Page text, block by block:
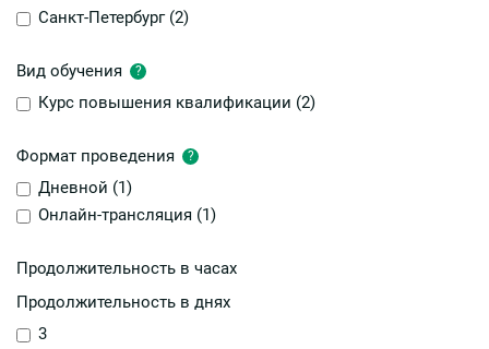
Санкт-Петербург (2)
Вид обучения ?
Курс повышения квалификации (2)
Формат проведения ?
Дневной (1)
Онлайн-трансляция (1)
Продолжительность в часах
Продолжительность в днях
3